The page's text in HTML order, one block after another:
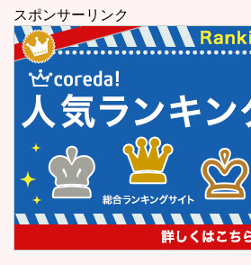
スポンサーリンク